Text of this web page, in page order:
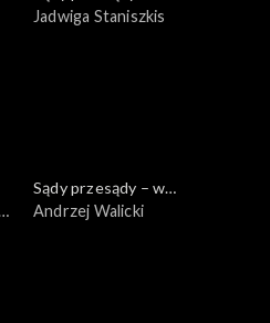
powiększeniu
Jadwiga Staniszkis
Sądy przesądy – w
powiększeniu
Andrzej Walicki